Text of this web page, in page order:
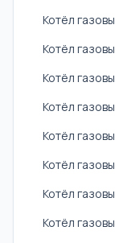
Котёл
Котёл
Котёл
Котёл
Котёл
Котёл
Котёл
Котёл